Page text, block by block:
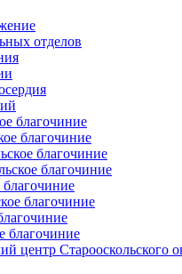
отделов
благочиние
благочиние
благочиние
благочиние
благочиние
благочиние
благочиние
центр Старооскольского